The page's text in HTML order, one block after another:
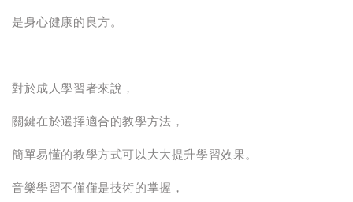
是身心健康的良方。
對於成人學習者來說，
關鍵在於選擇適合的教學方法，
簡單易懂的教學方式可以大大提升學習效果。
音樂學習不僅僅是技術的掌握，